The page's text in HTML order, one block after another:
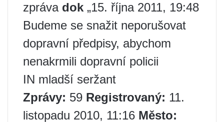
zpráva dok „15. října 2011, 19:48
Budeme se snažit neporušovat
dopravní předpisy, abychom
nenakrmili dopravní policii
IN mladší seržant
Zprávy: 59 Registrovaný: 11.
listopadu 2010, 11:16 Město: